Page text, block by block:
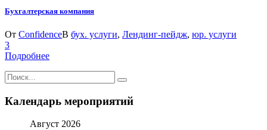
Бухгалтерская компания
От ConfidenceВ бух. услуги, Лендинг-пейдж, юр. услуги
3
Подробнее
Календарь мероприятий
Август 2026